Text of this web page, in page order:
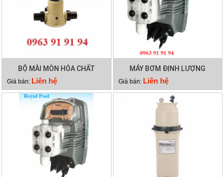
BỘ MÀI MÒN HÓA CHẤT
EMAUX CL-02
Giá bán: Liên hệ
MÁY BƠM ĐỊNH LƯỢNG
EMAUX CTRL7-ORP
Giá bán: Liên hệ